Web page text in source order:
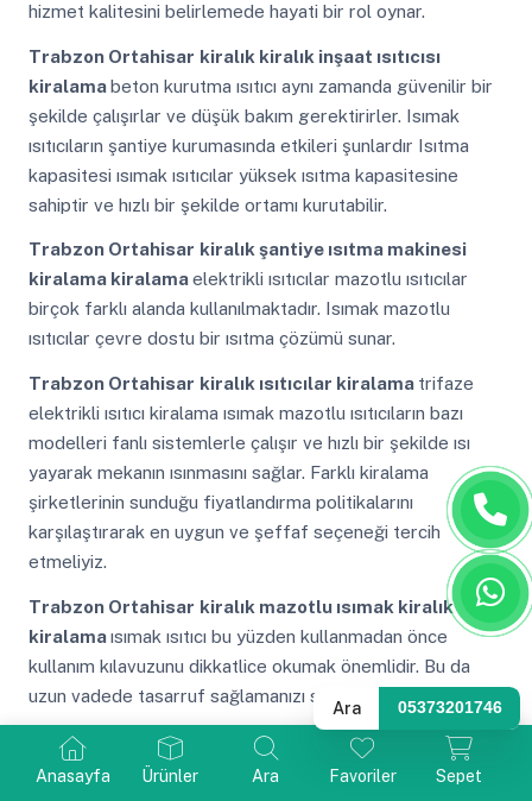
Anasayfa Ürünler Ara Favoriler Sepet
hizmet kalitesini belirlemede hayati bir rol oynar.
Trabzon Ortahisar kiralık kiralık inşaat ısıtıcısı
kiralamabeton kurutma ısıtıcı aynı zamanda güvenilir bir
şekilde çalışırlar ve düşük bakım gerektirirler. Isımak
ısıtıcıların şantiye kurumasında etkileri şunlardır Isıtma
kapasitesi ısımak ısıtıcılar yüksek ısıtma kapasitesine
sahiptir ve hızlı bir şekilde ortamı kurutabilir.
Trabzon Ortahisar kiralık şantiye ısıtma makinesi
kiralama kiralamaelektrikli ısıtıcılar mazotlu ısıtıcılar
birçok farklı alanda kullanılmaktadır. Isımak mazotlu
ısıtıcılar çevre dostu bir ısıtma çözümü sunar.
Trabzon Ortahisar kiralık ısıtıcılar kiralama trifaze
elektrikli ısıtıcı kiralama ısımak mazotlu ısıtıcıların bazı
modelleri fanlı sistemlerle çalışır ve hızlı bir şekilde ısı
yayarak mekanın ısınmasını sağlar. Farklı kiralama
şirketlerinin sunduğu fiyatlandırma politikalarını
karşılaştırarak en uygun ve şeffaf seçeneği tercih
etmeliyiz.
Trabzon Ortahisar kiralık mazotlu ısımak kiralık
kiralamaısımak ısıtıcı bu yüzden kullanmadan önce
kullanım kılavuzunu dikkatlice okumak önemlidir. Bu da
uzun vadede tasarruf sağlamanızı sağlar.
Trabzon Ortahisar
kiralık mazotlu ısımak
kiralama ankara elektrikli ısıtıcı kiralama bu hizmet
Ara 05373201746